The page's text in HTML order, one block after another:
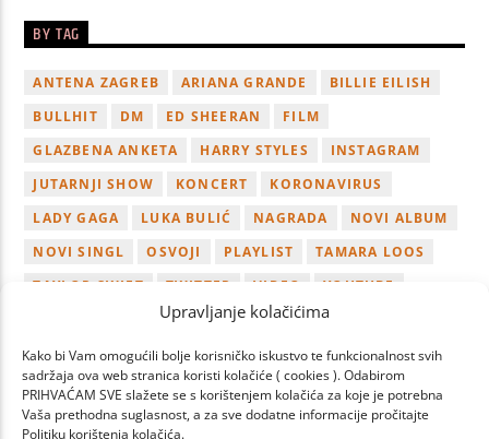
Upravljanje kolačićima
Kako bi Vam omogućili bolje korisničko iskustvo te funkcionalnost svih
sadržaja ova web stranica koristi kolačiće ( cookies ). Odabirom
PRIHVAĆAM SVE slažete se s korištenjem kolačića za koje je potrebna
Vaša prethodna suglasnost, a za sve dodatne informacije pročitajte
Politiku korištenja kolačića.
BY TAG
ANTENA ZAGREB ARIANA GRANDE
BILLIE EILISH
BULLHIT
DM ED SHEERAN
FILM
GLAZBENA ANKETA
HARRY STYLES
INSTAGRAM
JUTARNJI SHOW
KONCERT
KORONAVIRUS
LADY GAGA
LUKA BULIĆ NAGRADA
NOVI ALBUM
NOVI SINGL
OSVOJI PLAYLIST
TAMARA LOOS
TAYLOR SWIFT
TWITTER VIDEO
YOUTUBE